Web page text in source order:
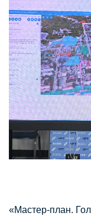
«Мастер-план.